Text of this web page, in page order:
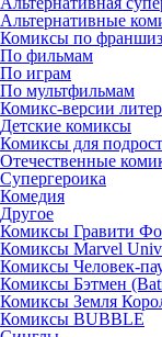
Альтернативные
Комиксы по
По фильмам
По играм
По мультфильмам
Комикс-версии
Детские комиксы
Комиксы для
Отечественные
Супергероика
Комедия
Другое
Комиксы Гравити
Комиксы Marvel
Комиксы Человек-
Комиксы Бэтмен
Комиксы Земля
Комиксы BUBBLE